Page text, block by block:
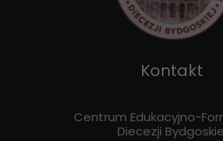
Kontakt
Centrum Edukacyjno-
Diecezji